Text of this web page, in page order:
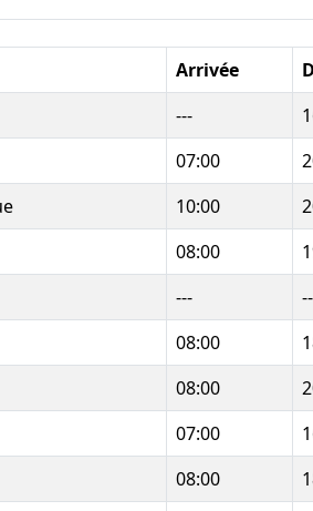
Arrivée
---
07:00
10:00
08:00
---
08:00
08:00
07:00
08:00